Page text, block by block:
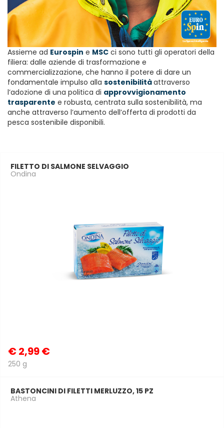
Assieme ad Eurospin e MSC ci sono tutti gli operatori della
filiera: dalle aziende di trasformazione e
commercializzazione, che hanno il potere di dare un
fondamentale impulso alla sostenibilitàattraverso
l’adozione di una politica di approvvigionamento
trasparente e robusta, centrata sulla sostenibilità, ma
anche attraverso l’aumento dell’offerta di prodotti da
pesca sostenibile disponibili.
FILETTO DI SALMONE SELVAGGIO
Ondina
€2,99 €
250 g
BASTONCINI DI FILETTI MERLUZZO, 15 PZ
Athena